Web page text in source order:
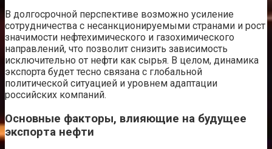
В долгосрочной перспективе возможно усиление
сотрудничества с несанкционируемыми странами и рост
значимости нефтехимического и газохимического
направлений, что позволит снизить зависимость
исключительно от нефти как сырья. В целом, динамика
экспорта будет тесно связана с глобальной
политической ситуацией и уровнем адаптации
российских компаний.
Основные факторы, влияющие на будущее
экспорта нефти